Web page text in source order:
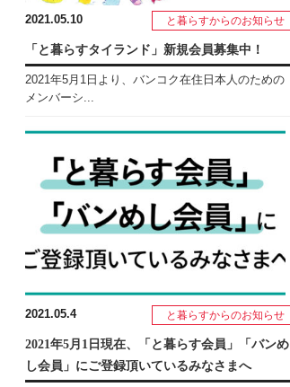
2021.05.10 と暮らすからのお知らせ
「と暮らすタイランド」新規会員募集中！
2021年5月1日より、バンコク在住日本人のための
メンバーシ...
2021.05.4 と暮らすからのお知らせ
2021年5月1日現在、「と暮らす会員」「バンめ
し会員」にご登録頂いているみなさまへ